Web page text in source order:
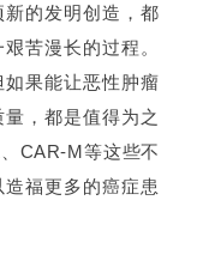
的发明创造，都
苦漫长的过程。
果能让恶性肿瘤
，都是值得为之
CAR-M等这些不
福更多的癌症患